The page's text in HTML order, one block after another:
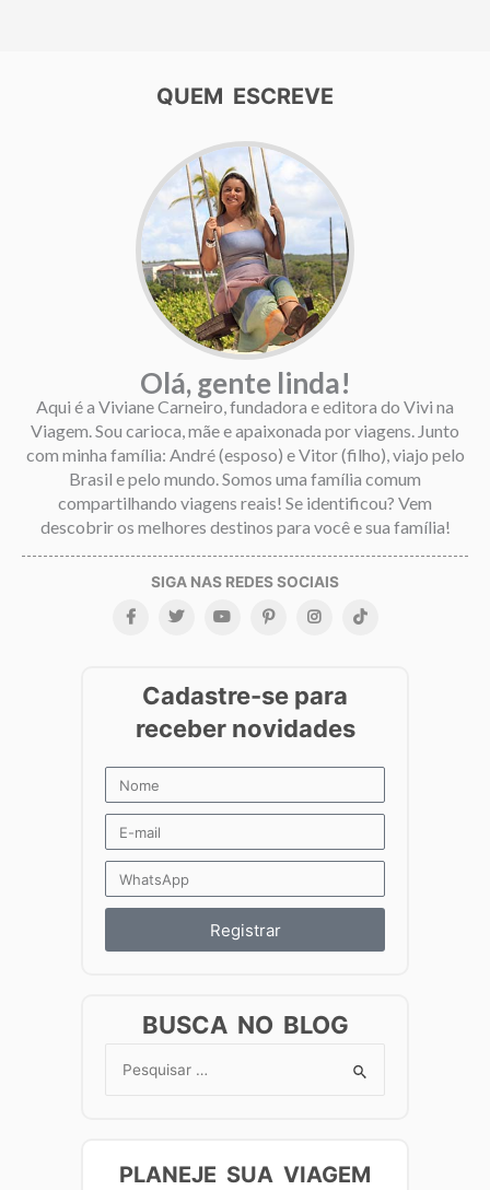
QUEM ESCREVE
Olá, gente linda!
Aqui é a Viviane Carneiro, fundadora e editora do Vivi na
Viagem. Sou carioca, mãe e apaixonada por viagens. Junto
com minha família: André (esposo) e Vitor (filho), viajo pelo
Brasil e pelo mundo. Somos uma família comum
compartilhando viagens reais! Se identificou? Vem
descobrir os melhores destinos para você e sua família!
Registrar
BUSCA NO BLOG
Search
PLANEJE SUA VIAGEM